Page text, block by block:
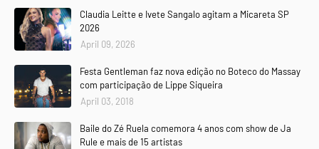
Claudia Leitte e Ivete Sangalo agitam a Micareta SP
2026
April 09, 2026
Festa Gentleman faz nova edição no Boteco do Massay
com participação de Lippe Siqueira
April 03, 2018
Baile do Zé Ruela comemora 4 anos com show de Ja
Rule e mais de 15 artistas